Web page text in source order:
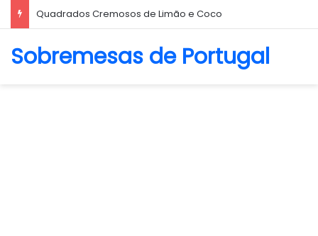
Quadrados Cremosos de Limão e Coco
Sobremesas de Portugal